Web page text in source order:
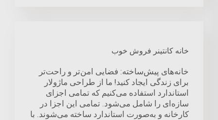
خانه کانتینر فروش خوب
خانه‌های پیش‌ساخته: فضایی امن‌تر و راحت‌تر
برای زندگی ایجاد کنید! ما از طراحی ماژولار
استاندارد استفاده می‌کنیم که تمامی اجزای
سازه‌ای را شامل می‌شود. تمامی این اجزا در
کارخانه و به‌صورت استاندارد ساخته می‌شوند. با